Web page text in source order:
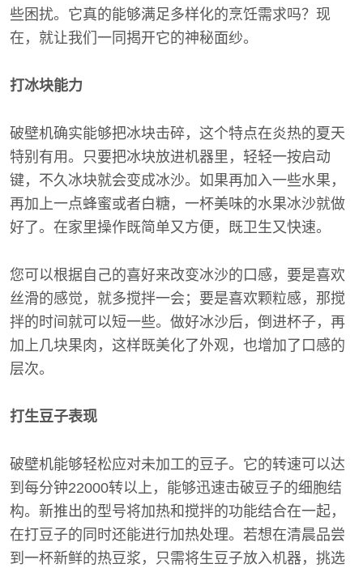
些困扰。它真的能够满足多样化的烹饪需求吗？现
在，就让我们一同揭开它的神秘面纱。
打冰块能力
破壁机确实能够把冰块击碎，这个特点在炎热的夏天
特别有用。只要把冰块放进机器里，轻轻一按启动
键，不久冰块就会变成冰沙。如果再加入一些水果，
再加上一点蜂蜜或者白糖，一杯美味的水果冰沙就做
好了。在家里操作既简单又方便，既卫生又快速。
您可以根据自己的喜好来改变冰沙的口感，要是喜欢
丝滑的感觉，就多搅拌一会；要是喜欢颗粒感，那搅
拌的时间就可以短一些。做好冰沙后，倒进杯子，再
加上几块果肉，这样既美化了外观，也增加了口感的
层次。
打生豆子表现
破壁机能够轻松应对未加工的豆子。它的转速可以达
到每分钟22000转以上，能够迅速击破豆子的细胞结
构。新推出的型号将加热和搅拌的功能结合在一起，
在打豆子的同时还能进行加热处理。若想在清晨品尝
到一杯新鲜的热豆浆，只需将生豆子放入机器，挑选